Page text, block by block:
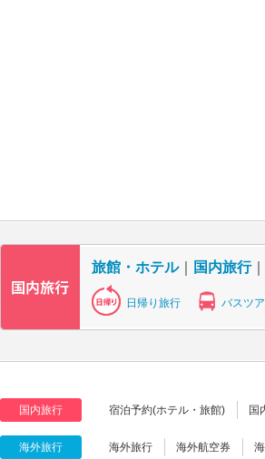
旅館・ホテル｜ 国内旅行｜
日帰り旅行 バスツ
国内旅行 宿泊予約(ホテル・旅館) 国
海外旅行 海外旅行 海外航空券